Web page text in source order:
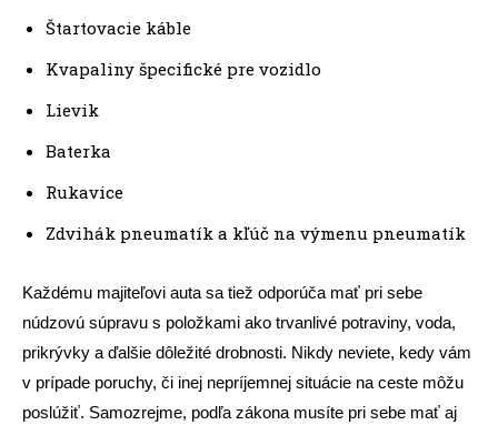
Štartovacie káble
Kvapaliny špecifické pre vozidlo
Lievik
Baterka
Rukavice
Zdvihák pneumatík a kľúč na výmenu pneumatík
Každému majiteľovi auta sa tiež odporúča mať pri sebe
núdzovú súpravu s položkami ako trvanlivé potraviny, voda,
prikrývky a ďalšie dôležité drobnosti. Nikdy neviete, kedy vám
v prípade poruchy, či inej nepríjemnej situácie na ceste môžu
poslúžiť. Samozrejme, podľa zákona musíte pri sebe mať aj